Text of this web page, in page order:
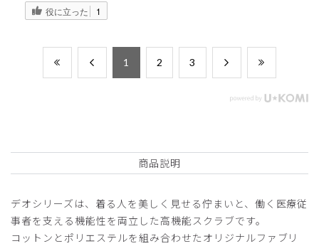
役に立った 1
​1 ​2 ​3
商品説明
デオシリーズは、着る人を美しく見せる佇まいと、働く医療従
事者を支える機能性を両立した高機能スクラブです。
コットンとポリエステルを組み合わせたオリジナルファブリ